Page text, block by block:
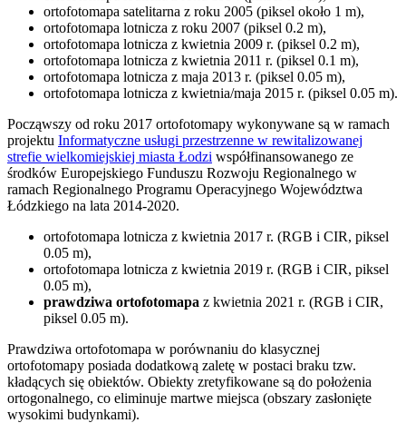
ortofotomapa satelitarna z roku 2005 (piksel około 1 m),
ortofotomapa lotnicza z roku 2007 (piksel 0.2 m),
ortofotomapa lotnicza z kwietnia 2009 r. (piksel 0.2 m),
ortofotomapa lotnicza z kwietnia 2011 r. (piksel 0.1 m),
ortofotomapa lotnicza z maja 2013 r. (piksel 0.05 m),
ortofotomapa lotnicza z kwietnia/maja 2015 r. (piksel 0.05 m).
Począwszy od roku 2017 ortofotomapy wykonywane są w ramach
projektu Informatyczne usługi przestrzenne w rewitalizowanej
strefie wielkomiejskiej miasta Łodzi współfinansowanego ze
środków Europejskiego Funduszu Rozwoju Regionalnego w
ramach Regionalnego Programu Operacyjnego Województwa
Łódzkiego na lata 2014-2020.
ortofotomapa lotnicza z kwietnia 2017 r. (RGB i CIR, piksel
0.05 m),
ortofotomapa lotnicza z kwietnia 2019 r. (RGB i CIR, piksel
0.05 m),
prawdziwa ortofotomapa z kwietnia 2021 r. (RGB i CIR,
piksel 0.05 m).
Prawdziwa ortofotomapa w porównaniu do klasycznej
ortofotomapy posiada dodatkową zaletę w postaci braku tzw.
kładących się obiektów. Obiekty zretyfikowane są do położenia
ortogonalnego, co eliminuje martwe miejsca (obszary zasłonięte
wysokimi budynkami).